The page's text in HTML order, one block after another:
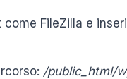
come FileZilla e
/public_html/